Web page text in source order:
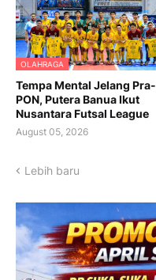
OLAHRAGA
Tempa Mental Jelang Pra-
PON, Putera Banua Ikut
Nusantara Futsal League
August 05, 2026
Lebih baru